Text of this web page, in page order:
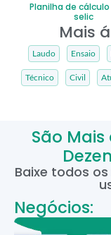
Planilha de
selic
Mais
Laudo Ensaio
Técnico Civil
São
Baixe todos
Negócios: